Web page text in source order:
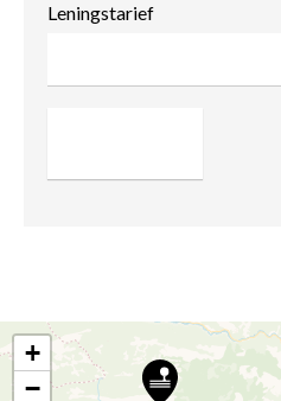
Leningstarief
+
−